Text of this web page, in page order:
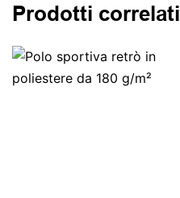
Prodotti correlati